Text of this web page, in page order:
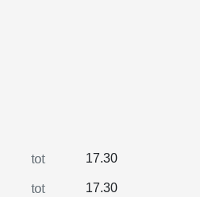
tot 17.30
tot 17.30